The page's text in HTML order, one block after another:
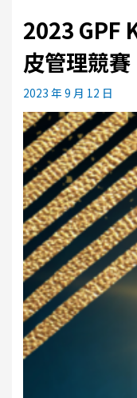
2023 GPF
皮管理競賽
2023 年 9 月 12 日